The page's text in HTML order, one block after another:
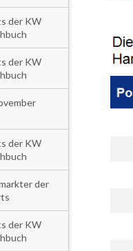
der KW
der KW
der KW
der
der KW